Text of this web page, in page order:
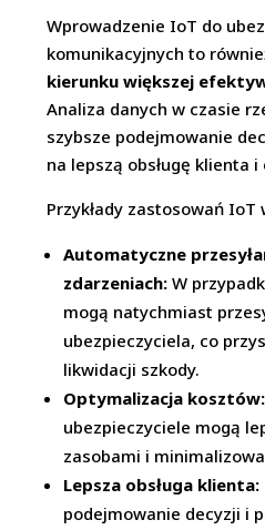
Wprowadzenie IoT do
komunikacyjnych to
kierunku większej
Analiza danych w czasie
szybsze podejmowanie
na lepszą obsługę klienta
Przykłady zastosowań IoT
Automatyczne
zdarzeniach: W
mogą natychmiast
ubezpieczyciela, co
likwidacji szkody.
Optymalizacja kosztów:
ubezpieczyciele mogą
zasobami i
Lepsza obsługa klienta:
podejmowanie decyzji i